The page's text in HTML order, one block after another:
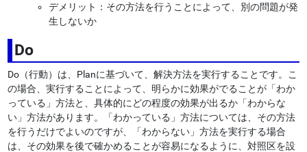
デメリット：その方法を行うことによって、別の問題が発
生しないか
Do
Do（行動）は、Planに基づいて、解決方法を実行することです。こ
の場合、実行することによって、明らかに効果がでることが「わか
っている」方法と、具体的にどの程度の効果が出るか「わからな
い」方法があります。「わかっている」方法については、その方法
を行うだけでよいのですが、「わからない」方法を実行する場合
は、その効果を後で確かめることが容易になるように、対照区を設